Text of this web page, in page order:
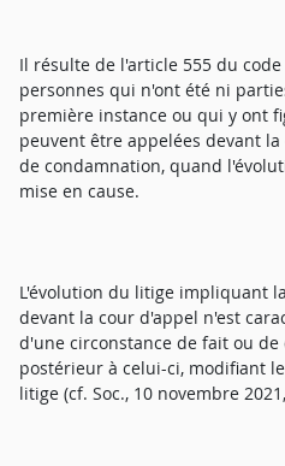
Il résulte de l'article 555 du
personnes qui n'ont été ni
première instance ou qui y ont
peuvent être appelées devant
de condamnation, quand
mise en cause.
L'évolution du litige impliquant
devant la cour d'appel n'est
d'une circonstance de fait ou
postérieur à celui-ci, modifiant
litige (cf. Soc., 10 novembre